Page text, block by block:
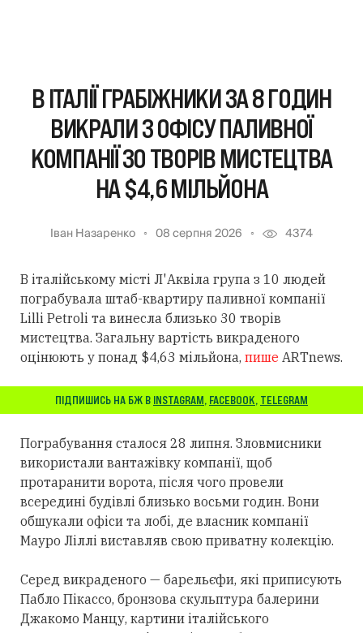
В ІТАЛІЇ ГРАБІЖНИКИ ЗА 8 ГОДИН
ВИКРАЛИ З ОФІСУ ПАЛИВНОЇ
КОМПАНІЇ 30 ТВОРІВ МИСТЕЦТВА
НА $4,6 МІЛЬЙОНА
Іван Назаренко 08 серпня 2026 4374
В італійському місті Л'Аквіла група з 10 людей
пограбувала штаб-квартиру паливної компанії
Lilli Petroli та винесла близько 30 творів
мистецтва. Загальну вартість викраденого
оцінюють у понад $4,63 мільйона, пише ARTnews.
ПІДПИШИСЬ НА БЖ В INSTAGRAM, FACEBOOK, TELEGRAM
Пограбування сталося 28 липня. Зловмисники
використали вантажівку компанії, щоб
протаранити ворота, після чого провели
всередині будівлі близько восьми годин. Вони
обшукали офіси та лобі, де власник компанії
Мауро Ліллі виставляв свою приватну колекцію.
Серед викраденого — барельєфи, які приписують
Пабло Пікассо, бронзова скульптура балерини
Джакомо Манцу, картини італійського